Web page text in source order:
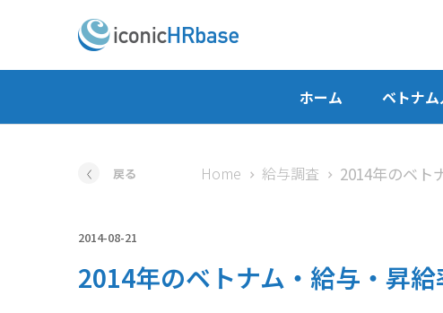
ホーム ベトナ
戻る Home 給与調査
2014-08-21
2014年のベトナム・給与・昇給